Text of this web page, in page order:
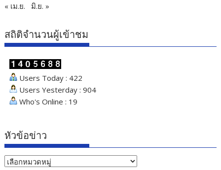
« เม.ย. มิ.ย. »
สถิติจำนวนผู้เข้าชม
Users Today : 422
Users Yesterday : 904
Who's Online : 19
หัวข้อข่าว
หัวข้อ